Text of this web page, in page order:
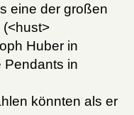
eine der großen
(<hust>
Huber in
Pendants in
könnten als er